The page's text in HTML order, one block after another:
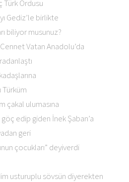
Türk Ordusu
Gediz’le birlikte
biliyor musunuz?
Vatan Anadolu’da
çakal ulumasına
edip giden İnek Şaban’a
geri
çocukları” deyiverdi
usturuplu sövsün diyerekten